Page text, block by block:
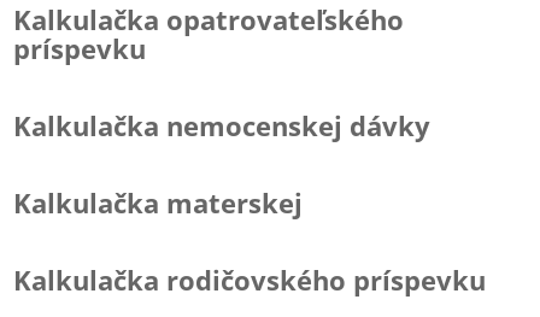
Kalkulačka opatrovateľského
príspevku
Kalkulačka nemocenskej dávky
Kalkulačka materskej
Kalkulačka rodičovského príspevku